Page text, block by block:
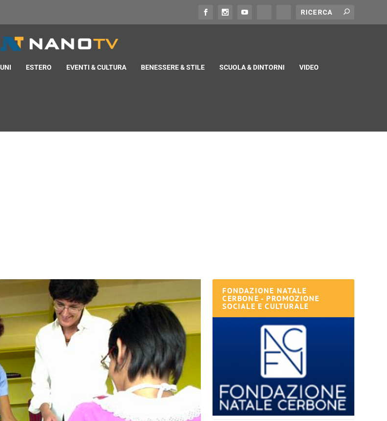
ESTERO EVENTI & CULTURA BENESSERE & STILE SCUOLA & DINTORNI VIDEO
FONDAZIONE NATALE
CERBONE - PROMOZIONE
SOCIALE E CULTURALE